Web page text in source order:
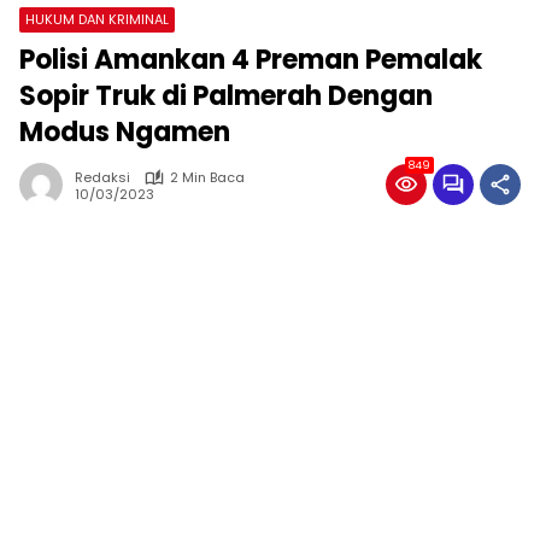
HUKUM DAN KRIMINAL
Polisi Amankan 4 Preman Pemalak
Sopir Truk di Palmerah Dengan
Modus Ngamen
Redaksi
2 Min Baca
10/03/2023
849